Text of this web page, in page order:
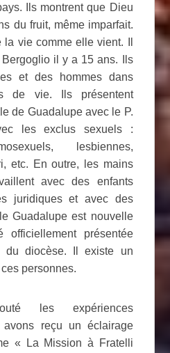
Ils montrent que Dieu
du fruit, même imparfait.
la vie comme elle vient. Il
il y a 15 ans. Ils
et des hommes dans
de vie. Ils présentent
de Guadalupe avec le P.
les exclus sexuels :
lesbiennes,
etc. En outre, les mains
avec des enfants
juridiques et avec des
Guadalupe est nouvelle
officiellement présentée
du diocèse. Il existe un
personnes.
les expériences
avons reçu un éclairage
« La Mission à Fratelli